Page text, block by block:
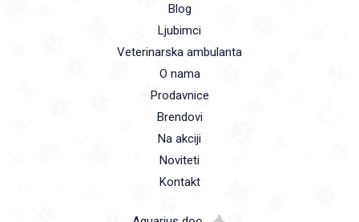
Blog
Ljubimci
Veterinarska ambulanta
O nama
Prodavnice
Brendovi
Na akciji
Noviteti
Kontakt